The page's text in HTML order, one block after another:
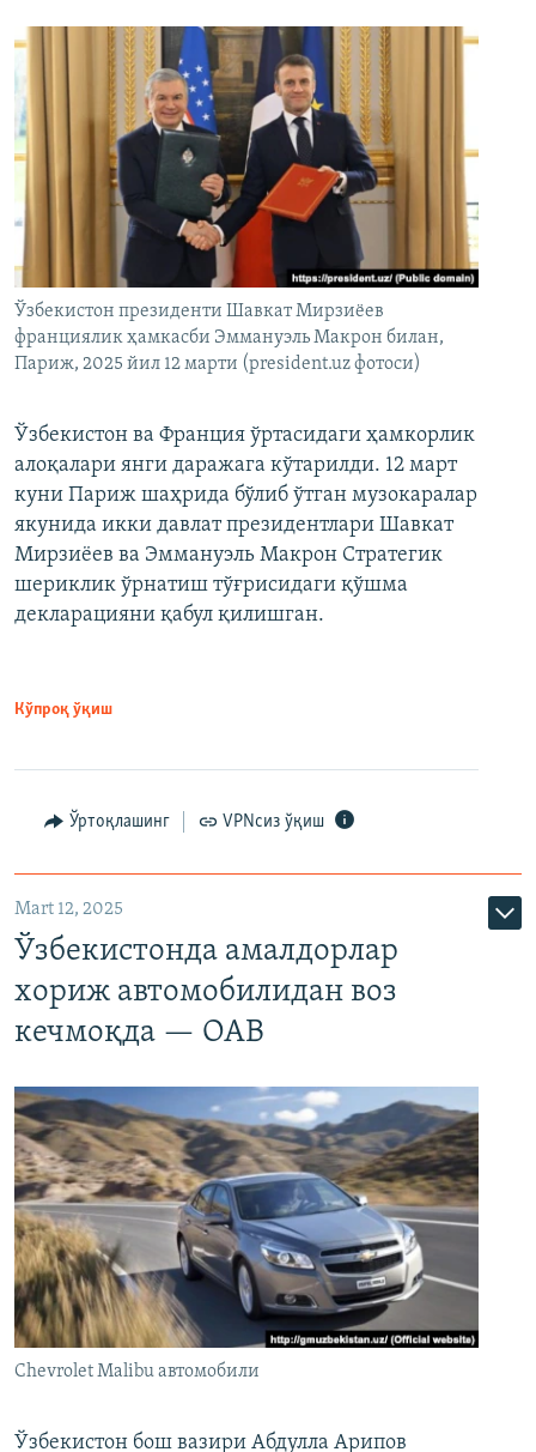
Ўзбекистон президенти Шавкат Мирзиёев
франциялик ҳамкасби Эммануэль Макрон билан,
Париж, 2025 йил 12 марти (president.uz фотоси)
Ўзбекистон ва Франция ўртасидаги ҳамкорлик
алоқалари янги даражага кўтарилди. 12 март
куни Париж шаҳрида бўлиб ўтган музокаралар
якунида икки давлат президентлари Шавкат
Мирзиёев ва Эммануэль Макрон Стратегик
шериклик ўрнатиш тўғрисидаги қўшма
декларацияни қабул қилишган.
Кўпроқ ўқиш
Ўртоқлашинг VPNсиз ўқиш
Mart 12, 2025
Ўзбекистонда амалдорлар
хориж автомобилидан воз
кечмоқда — ОАВ
Chevrolet Malibu автомобили
Ўзбекистон бош вазири Абдулла Арипов